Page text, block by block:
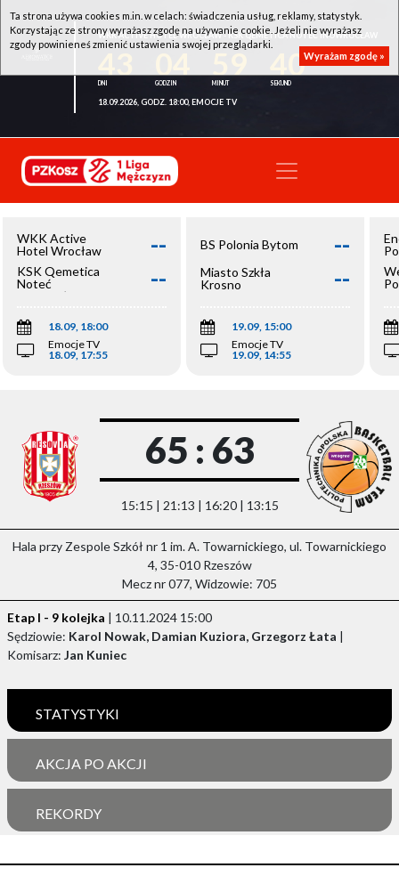
WKK ACTIVE HOTEL WROCŁAW - KSK QEMETICA NOTEĆ INOWROCŁAW
40
18.09.2026, GODZ. 18:00, EMOCJE TV
WKK Active
Hotel Wrocław
--
KSK Qemetica
Noteć
Inowrocław
--
18.09, 18:00
Emocje TV
18.09, 17:55
BS Polonia Bytom --
Miasto Szkła
Krosno
--
19.09, 15:00
Emocje TV
19.09, 14:55
65 : 63
15:15 | 21:13 | 16:20 | 13:15
Hala przy Zespole Szkół nr 1 im. A. Towarnickiego, ul. Towarnickiego
4, 35-010 Rzeszów
Mecz nr 077, Widzowie: 705
Etap I - 9 kolejka | 10.11.2024 15:00
Sędziowie: Karol Nowak, Damian Kuziora, Grzegorz Łata |
Komisarz: Jan Kuniec
STATYSTYKI
AKCJA PO AKCJI
REKORDY
Ta strona używa cookies m.in. w celach: świadczenia usług, reklamy, statystyk.
Korzystając ze strony wyrażasz zgodę na używanie cookie. Jeżeli nie wyrażasz
zgody powinieneś zmienić ustawienia swojej przeglądarki.
Wyrażam zgodę »